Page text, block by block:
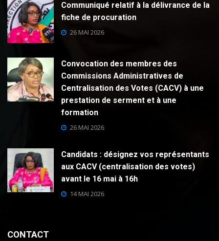
Communiqué relatif à la délivrance de la
fiche de procuration
26 MAI 2026
Convocation des membres des
Commissions Administratives de
Centralisation des Votes (CACV) à une
prestation de serment et à une
formation
26 MAI 2026
Candidats : désignez vos représentants
aux CACV (centralisation des votes)
avant le 16 mai à 16h
14 MAI 2026
CONTACT